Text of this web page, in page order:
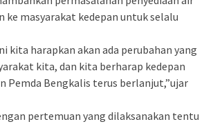
ke masyarakat kedepan untuk selalu
kita harapkan akan ada perubahan yang
kita, dan kita berharap kedepan
Pemda Bengkalis terus berlanjut,”ujar
pertemuan yang dilaksanakan tentu